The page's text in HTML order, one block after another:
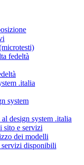
fedeltà
.italia
system
design system .italia
sito e servizi
dei modelli
disponibili